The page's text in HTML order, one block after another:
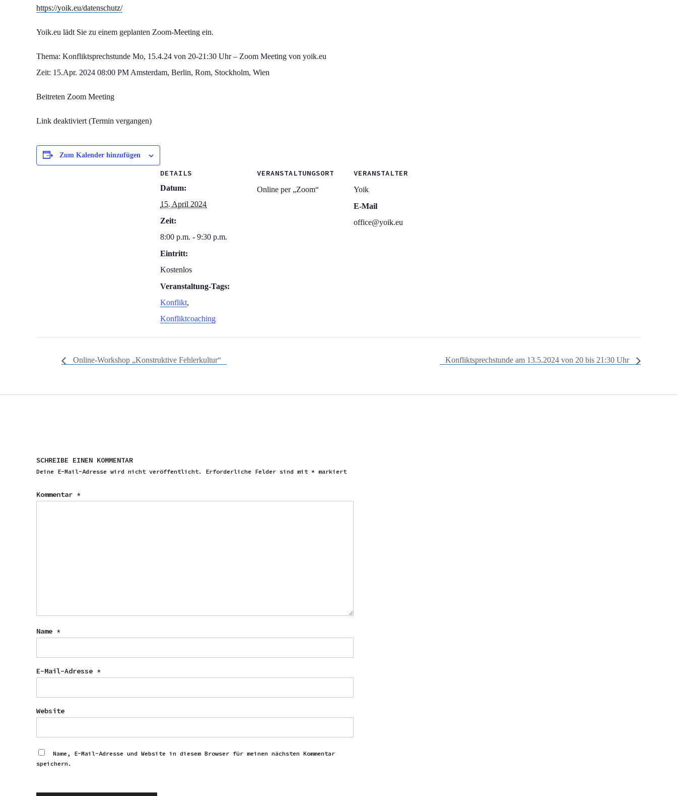
https://yoik.eu/datenschutz/
Yoik.eu lädt Sie zu einem geplanten Zoom-Meeting ein.
Thema: Konfliktsprechstunde Mo, 15.4.24 von 20-21:30 Uhr – Zoom Meeting von yoik.eu
Zeit: 15.Apr. 2024 08:00 PM Amsterdam, Berlin, Rom, Stockholm, Wien
Beitreten Zoom Meeting
Link deaktiviert (Termin vergangen)
Zum Kalender hinzufügen
DETAILS
Datum:
15. April 2024
Zeit:
8:00 p.m. - 9:30 p.m.
Eintritt:
Kostenlos
Veranstaltung-Tags:
Konflikt,
Konfliktcoaching
VERANSTALTUNGSORT
Online per „Zoom“
VERANSTALTER
Yoik
E-Mail
office@yoik.eu
Online-Workshop „Konstruktive Fehlerkultur“ Konfliktsprechstunde am 13.5.2024 von 20 bis 21:30 Uhr
SCHREIBE EINEN KOMMENTAR
Deine E-Mail-Adresse wird nicht veröffentlicht. Erforderliche Felder sind mit * markiert
Kommentar *
Name *
E-Mail-Adresse *
Website
Name, E-Mail-Adresse und Website in diesem Browser für meinen nächsten Kommentar
speichern.